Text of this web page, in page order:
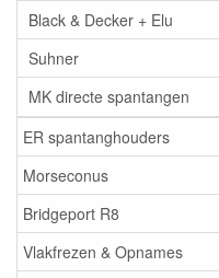
Black & Decker + Elu
Suhner
MK directe spantangen
ER spantanghouders
Morseconus
Bridgeport R8
Vlakfrezen & Opnames